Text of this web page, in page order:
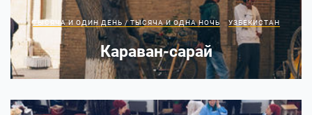
ТЫСЯЧА И ОДИН ДЕНЬ / ТЫСЯЧА И ОДНА НОЧЬ УЗБЕКИСТАН
Караван-сарай